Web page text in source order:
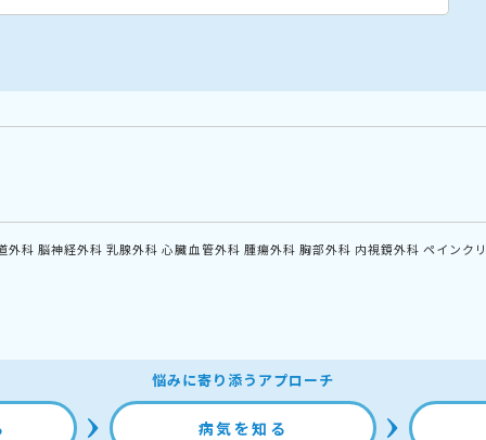
外科 脳神経外科 乳腺外科 心臓血管外科 腫瘍外科 胸部外科 内視鏡外科 ペインク
悩みに寄り添うアプローチ
病気を知る